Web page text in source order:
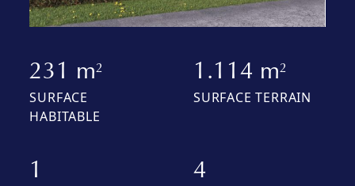
231 m2
SURFACE
HABITABLE
1.114 m2
SURFACE TERRAIN
1 4